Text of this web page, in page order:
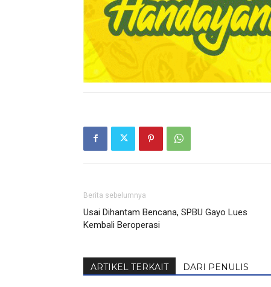
Berita sebelumnya
Usai Dihantam Bencana, SPBU Gayo Lues
Kembali Beroperasi
ARTIKEL TERKAIT DARI PENULIS